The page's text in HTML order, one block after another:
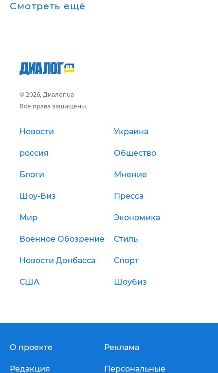
Смотреть ещё
© 2026, Диалог.ua
Все права защищены.
Новости Украина
россия Общество
Блоги Мнение
Шоу-Биз Пресса
Мир Экономика
Военное Обозрение Стиль
Новости Донбасса Спорт
США Шоубиз
О проекте
Редакция
Реклама
Персональные